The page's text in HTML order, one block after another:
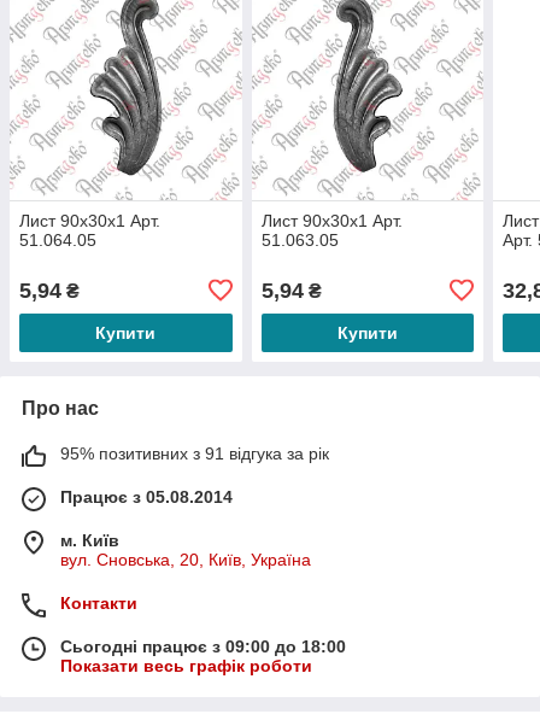
Лист 90х30х1 Арт.
51.064.05
5,94 ₴
Купити
Лист 90х30х1 Арт.
51.063.05
5,94₴
Купити
Арт.
Про нас
95% позитивних з 91 відгука за рік
Працює з 05.08.2014
м. Київ
вул. Сновська, 20, Київ, Україна
Контакти
Сьогодні працює з 09:00 до 18:00
Показати весь графік роботи